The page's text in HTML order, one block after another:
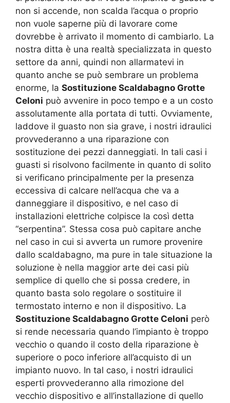
non si accende, non scalda l’acqua o proprio
non vuole saperne più di lavorare come
dovrebbe è arrivato il momento di cambiarlo. La
nostra ditta è una realtà specializzata in questo
settore da anni, quindi non allarmatevi in
quanto anche se può sembrare un problema
enorme, la Sostituzione Scaldabagno Grotte
Celoni può avvenire in poco tempo e a un costo
assolutamente alla portata di tutti. Ovviamente,
laddove il guasto non sia grave, i nostri idraulici
provvederanno a una riparazione con
sostituzione dei pezzi danneggiati. In tali casi i
guasti si risolvono facilmente in quanto di solito
si verificano principalmente per la presenza
eccessiva di calcare nell’acqua che va a
danneggiare il dispositivo, e nel caso di
installazioni elettriche colpisce la così detta
“serpentina”. Stessa cosa può capitare anche
nel caso in cui si avverta un rumore provenire
dallo scaldabagno, ma pure in tale situazione la
soluzione è nella maggior arte dei casi più
semplice di quello che si possa credere, in
quanto basta solo regolare o sostituire il
termostato interno e non il dispositivo. La
Sostituzione Scaldabagno Grotte Celoni però
si rende necessaria quando l’impianto è troppo
vecchio o quando il costo della riparazione è
superiore o poco inferiore all’acquisto di un
impianto nuovo. In tal caso, i nostri idraulici
esperti provvederanno alla rimozione del
vecchio dispositivo e all’installazione di quello